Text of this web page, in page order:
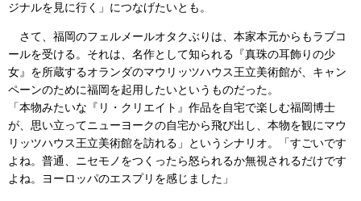
ジナルを見に行く」につなげたいとも。
さて、福岡のフェルメールオタクぶりは、本家本元からもラブコ
ールを受ける。それは、名作として知られる『真珠の耳飾りの少
女』を所蔵するオランダのマウリッツハウス王立美術館が、キャン
ペーンのために福岡を起用したいというものだった。
「本物みたいな『リ・クリエイト』作品を自宅で楽しむ福岡博士
が、思い立ってニューヨークの自宅から飛び出し、本物を観にマウ
リッツハウス王立美術館を訪れる」というシナリオ。「すごいです
よね。普通、ニセモノをつくったら怒られるか無視されるだけです
よね。ヨーロッパのエスプリを感じました」